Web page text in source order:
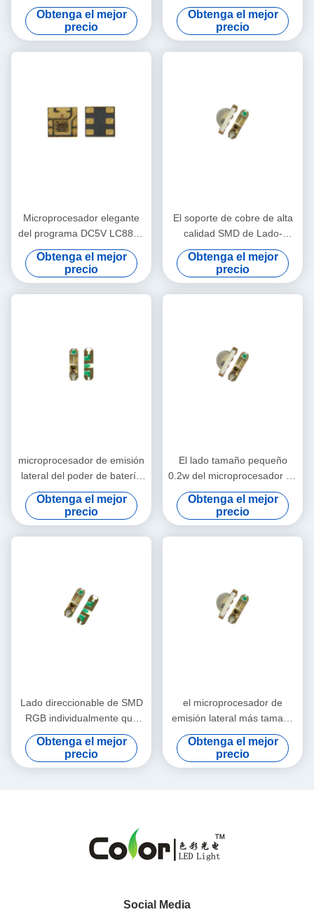
brillo SK9822 APA102C 5050
RGB LED de Sanan del
perno
Obtenga el mejor
precio
microprocesador LC8822 del
LED
Obtenga el mejor
precio
Microprocesador elegante
del programa DC5V LC8822
2020 controlables a todo
color LED del RGB
Obtenga el mejor
precio
El soporte de cobre de alta
calidad SMD de Lado-
emisión 3210 llevó el
microprocesador de Chip
Side RGB 9Mil LED
Obtenga el mejor
precio
microprocesador de emisión
lateral del poder de batería
5V SK6812 RGB 0.2w 3210
LED
Obtenga el mejor
precio
El lado tamaño pequeño
0.2w del microprocesador de
Epistar Sanan que emitía el
smd de 3210 rgb llevó
Obtenga el mejor
precio
Lado direccionable de SMD
RGB individualmente que
emite el microprocesador
llevado para la iluminación
inteligente del pcba
Obtenga el mejor
precio
el microprocesador de
emisión lateral más tamaño
pequeño de lc8812 3210
RGB SMD LED
Obtenga el mejor
precio
Social Media